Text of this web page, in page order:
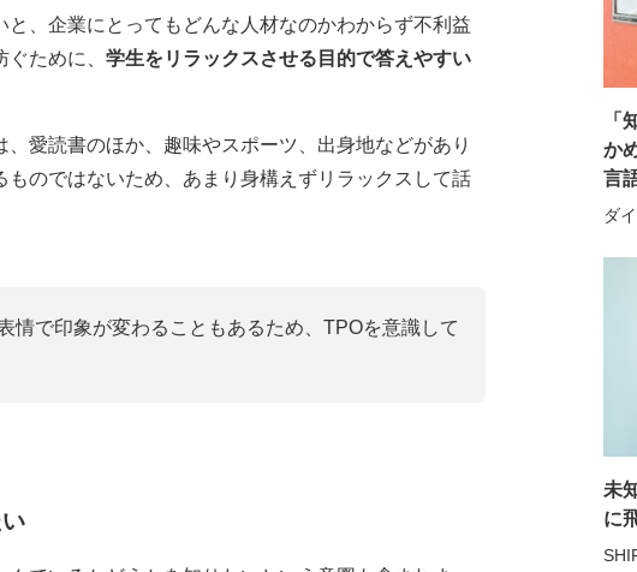
、企業にとってもどんな人材なのかわからず不利益
ために、 学生をリラックスさせる目的で答えやすい
愛読書のほか、趣味やスポーツ、出身地などがあり
ものではないため、あまり身構えずリラックスして話
情で印象が変わることもあるため、TPOを意識して
「
か
言
ダ
未
に